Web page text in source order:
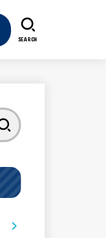
SEARCH